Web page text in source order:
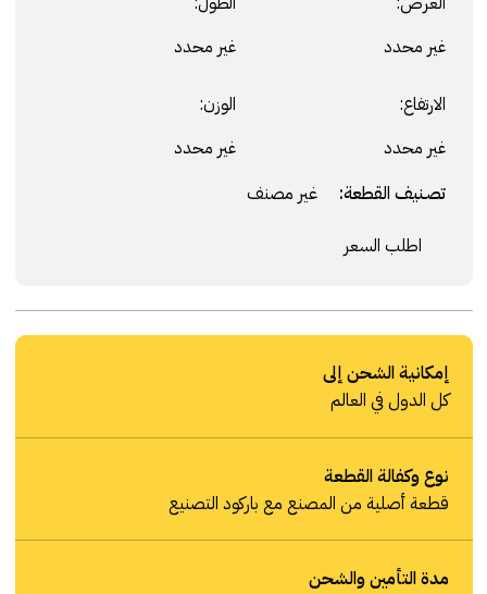
غير محدد
غير محدد
الارتفاع:
غير محدد
الوزن:
غير محدد
تصنيف القطعة: غير مصنف
اطلب السعر
إمكانية الشحن إلى
كل الدول في العالم
نوع وكفالة القطعة
قطعة أصلية من المصنع مع باركود التصنيع
مدة التأمين والشحن